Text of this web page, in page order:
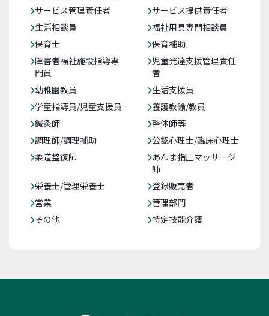
サービス管理責任者
サービス提供責任者
生活相談員
福祉用具専門相談員
保育士
保育補助
障害者福祉施設指導専
門員
児童発達支援管理責任
者
幼稚園教員
生活支援員
学童指導員/児童支援員
養護教諭/教員
鍼灸師
整体師等
調理師/調理補助
公認心理士/臨床心理士
柔道整復師
あんま指圧マッサージ
師
栄養士/管理栄養士
登録販売者
営業
管理部門
その他
特定技能介護